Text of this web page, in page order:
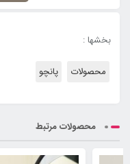
بخشها :
محصولات پانچو
محصولات مرتبط